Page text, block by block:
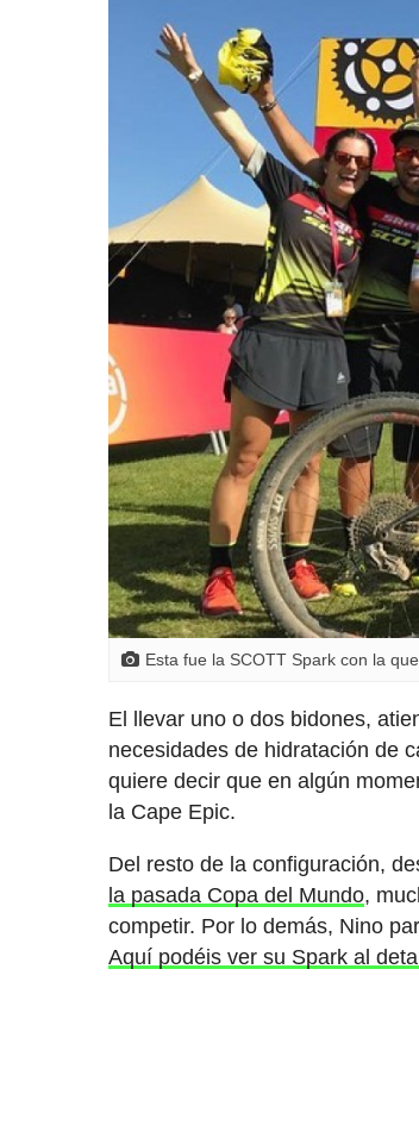
Esta fue la SCOTT Spark con la
El llevar uno o dos bidones,
necesidades de hidratación de
quiere decir que en algún
la Cape Epic.
Del resto de la configuración,
la pasada Copa del Mundo,
competir. Por lo demás, Nino
Aquí podéis ver su Spark al